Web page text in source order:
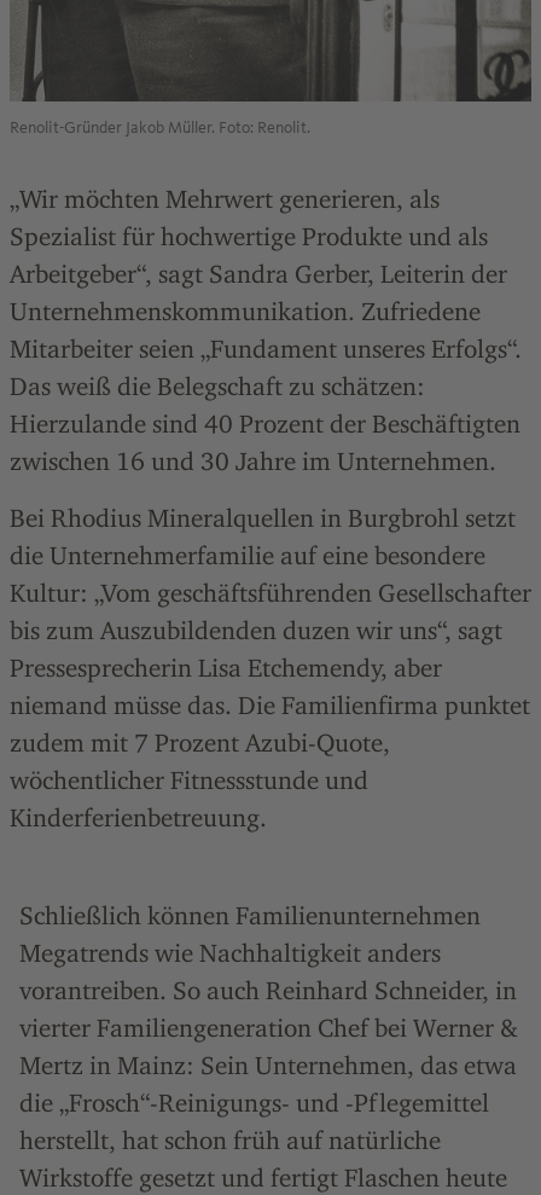
Renolit-Gründer Jakob Müller. Foto: Renolit.
„Wir möchten Mehrwert generieren, als
Spezialist für hochwertige Produkte und als
Arbeitgeber“, sagt Sandra Gerber, Leiterin der
Unternehmenskommunikation. Zufriedene
Mitarbeiter seien „Fundament unseres Erfolgs“.
Das weiß die Belegschaft zu schätzen:
Hierzulande sind 40 Prozent der Beschäftigten
zwischen 16 und 30 Jahre im Unternehmen.
Bei Rhodius Mineralquellen in Burgbrohl setzt
die Unternehmerfamilie auf eine besondere
Kultur: „Vom geschäftsführenden Gesellschafter
bis zum Auszubildenden duzen wir uns“, sagt
Pressesprecherin Lisa Etchemendy, aber
niemand müsse das. Die Familienfirma punktet
zudem mit 7 Prozent Azubi-Quote,
wöchentlicher Fitnessstunde und
Kinderferienbetreuung.
Schließlich können Familienunternehmen
Megatrends wie Nachhaltigkeit anders
vorantreiben. So auch Reinhard Schneider, in
vierter Familiengeneration Chef bei Werner &
Mertz in Mainz: Sein Unternehmen, das etwa
die „Frosch“-Reinigungs- und -Pflegemittel
herstellt, hat schon früh auf natürliche
Wirkstoffe gesetzt und fertigt Flaschen heute